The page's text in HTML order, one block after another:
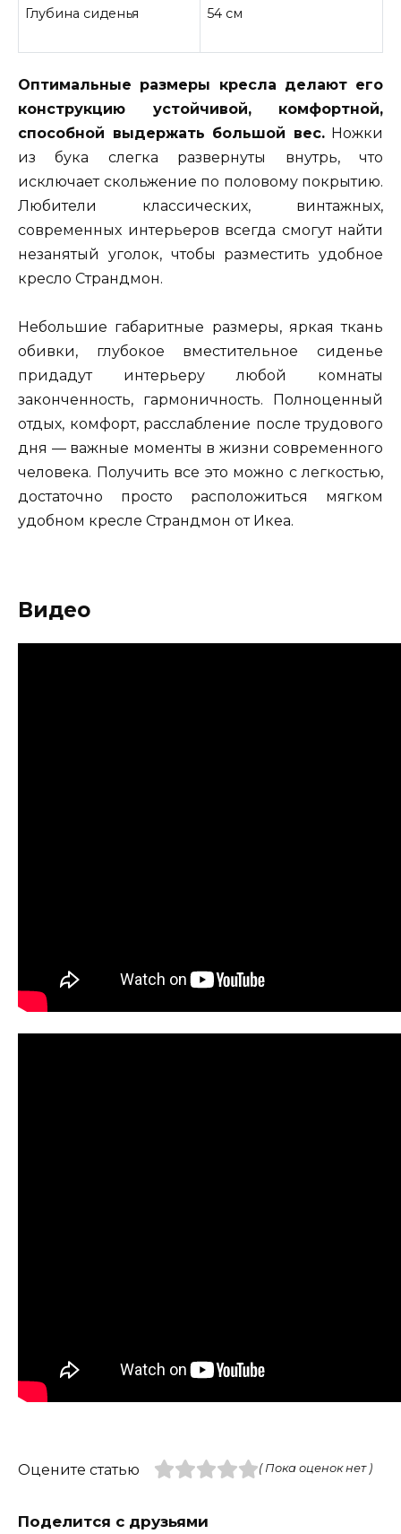
Глубина сиденья 54 см
Оптимальные размеры кресла делают его
конструкцию устойчивой, комфортной,
способной выдержать большой вес.Ножки
из бука слегка развернуты внутрь, что
исключает скольжение по половому покрытию.
Любители классических, винтажных,
современных интерьеров всегда смогут найти
незанятый уголок, чтобы разместить удобное
кресло Страндмон.
Небольшие габаритные размеры, яркая ткань
обивки, глубокое вместительное сиденье
придадут интерьеру любой комнаты
законченность, гармоничность. Полноценный
отдых, комфорт, расслабление после трудового
дня — важные моменты в жизни современного
человека. Получить все это можно с легкостью,
достаточно просто расположиться мягком
удобном кресле Страндмон от Икеа.
Видео
Оцените статью ( Пока оценок нет )
Поделится с друзьями